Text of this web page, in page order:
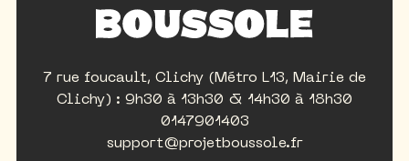
7 rue foucault, Clichy (Métro L13, Mairie de
Clichy) : 9h30 à 13h30 & 14h30 à 18h30
0147901403
support@projetboussole.fr